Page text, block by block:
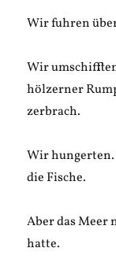
Wir fuhren
Wir
hölzerner
zerbrach.
Wir
die Fische.
Aber das Meer
hatte.